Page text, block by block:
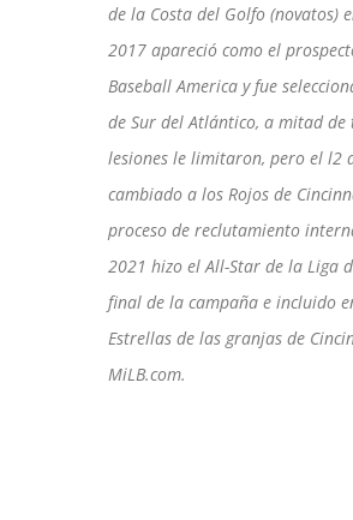
de la Costa del Golfo (novatos)
2017 apareció como el
Baseball America y fue
de Sur del Atlántico, a mitad de
lesiones le limitaron, pero el l2
cambiado a los Rojos de
proceso de reclutamiento
2021 hizo el All-Star de la Liga
final de la campaña e incluido
Estrellas de las granjas de
MiLB.com.